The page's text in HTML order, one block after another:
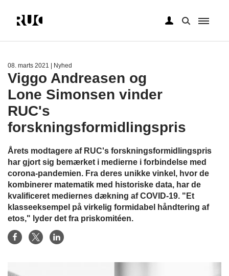
08. marts 2021 | Nyhed
Viggo Andreasen og
Lone Simonsen vinder
RUC's
forskningsformidlingspris
Årets modtagere af RUC's forskningsformidlingspris
har gjort sig bemærket i medierne i forbindelse med
corona-pandemien. Fra deres unikke vinkel, hvor de
kombinerer matematik med historiske data, har de
kvalificeret mediernes dækning af COVID-19. "Et
klasseeksempel på virkelig formidabel håndtering af
etos," lyder det fra priskomitéen.